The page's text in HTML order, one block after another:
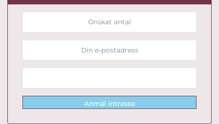
Anmäl intresse